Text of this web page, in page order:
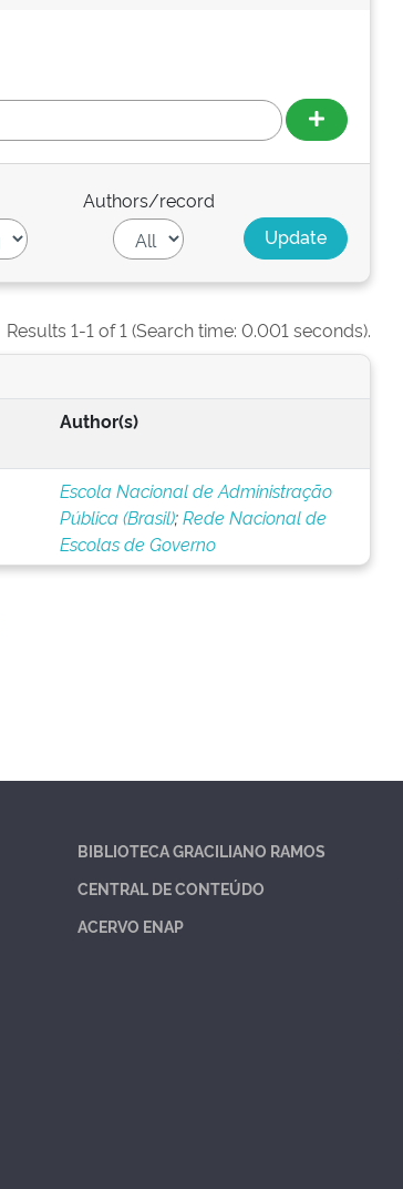
Authors/record
Results 1-1 of 1 (Search time: 0.001 seconds).
Author(s)
Escola Nacional de Administração
Pública (Brasil);Rede Nacional de
Escolas de Governo
BIBLIOTECA GRACILIANO RAMOS
CENTRAL DE CONTEÚDO
ACERVO ENAP